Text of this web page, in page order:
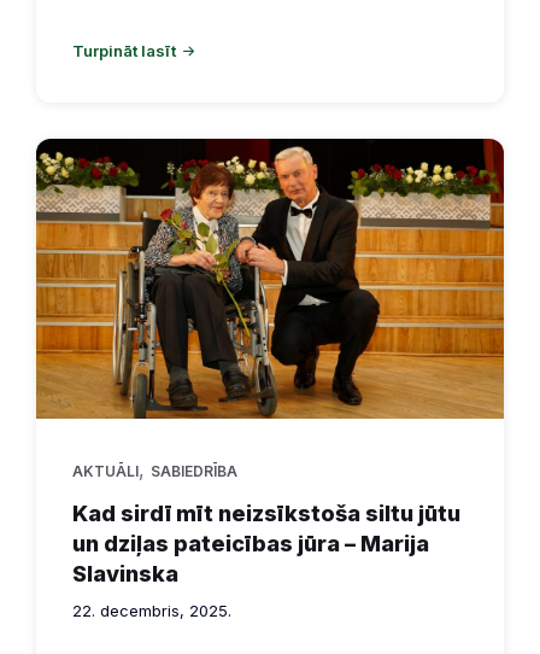
Turpināt lasīt
AKTUĀLI, SABIEDRĪBA
Kad sirdī mīt neizsīkstoša siltu jūtu
un dziļas pateicības jūra – Marija
Slavinska
22. decembris, 2025.